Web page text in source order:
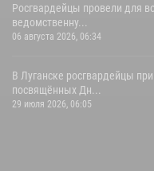
Росгвардейцы провели для
ведомственну...
06 августа 2026, 06:34
В Луганске росгвардейцы
посвящённых Дн...
29 июля 2026, 06:05